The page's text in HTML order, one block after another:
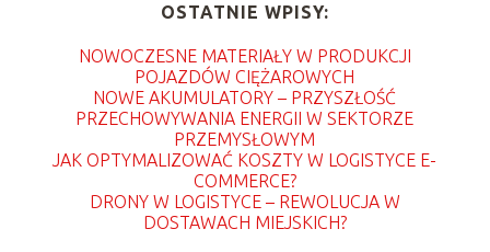
OSTATNIE WPISY:
NOWOCZESNE MATERIAŁY W PRODUKCJI
POJAZDÓW CIĘŻAROWYCH
NOWE AKUMULATORY – PRZYSZŁOŚĆ
PRZECHOWYWANIA ENERGII W SEKTORZE
PRZEMYSŁOWYM
JAK OPTYMALIZOWAĆ KOSZTY W LOGISTYCE E-
COMMERCE?
DRONY W LOGISTYCE – REWOLUCJA W
DOSTAWACH MIEJSKICH?